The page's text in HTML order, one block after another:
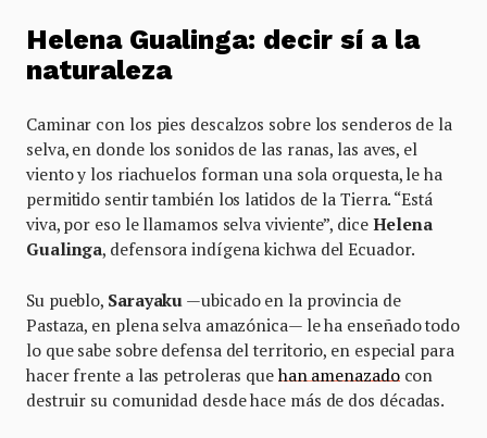
Helena Gualinga: decir sí a la
naturaleza
Caminar con los pies descalzos sobre los senderos de la
selva, en donde los sonidos de las ranas, las aves, el
viento y los riachuelos forman una sola orquesta, le ha
permitido sentir también los latidos de la Tierra. “Está
viva, por eso le llamamos selva viviente”, diceHelena
Gualinga, defensora indígena kichwa del Ecuador.
Su pueblo, Sarayaku —ubicado en la provincia de
Pastaza, en plena selva amazónica— le ha enseñado todo
lo que sabe sobre defensa del territorio, en especial para
hacer frente a las petroleras que han amenazadocon
destruir su comunidad desde hace más de dos décadas.